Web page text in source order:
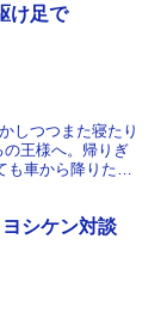
け足で
しつつまた寝たり
王様へ。帰りぎ
車から降りたく
シケン対談